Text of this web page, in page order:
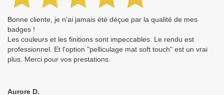
Bonne cliente, je n'ai jamais été déçue par la qualité de mes
badges !
Les couleurs et les finitions sont impeccables. Le rendu est
professionnel. Et l'option "pelliculage mat soft touch" est un vrai
plus. Merci pour vos prestations.
Aurore D.